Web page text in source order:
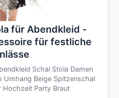
für Abendkleid -
für festliche
Schal Stola Damen
Umhang Beige Spitzenschal
Hochzeit Party Braut